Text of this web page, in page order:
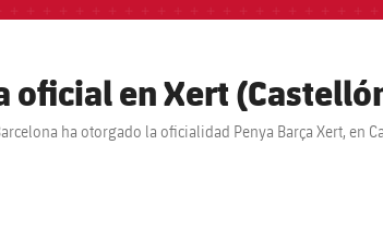
oficial en Xert
ha otorgado la oficialidad Penya Barça Xert, en